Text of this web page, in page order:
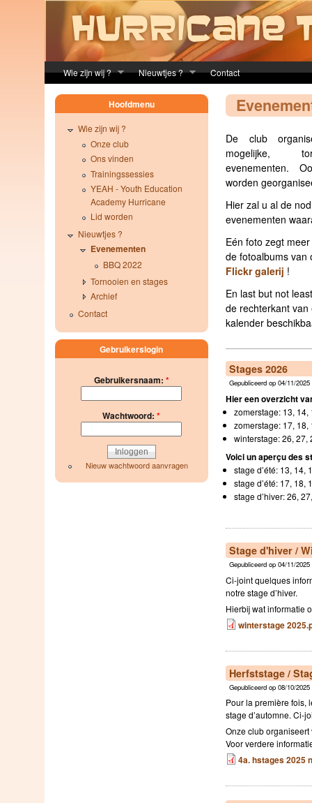
Wie zijn wij ? Nieuwtjes ? Contact
De club
mogelijke,
evenementen.
worden
Hier zal u al de
evenementen
Eén foto zegt
de fotoalbums
Flickr galerij !
En last but not
de rechterkant
kalender
Stages 2026
Gepubliceerd op 04/11/
Hier een overzicht
zomerstage: 13,
zomerstage: 17,
winterstage: 26, 27,
Voici un aperçu des
stage d’été: 13, 14,
stage d’été: 17, 18,
stage d’hiver: 26,
Stage d'hiver /
Gepubliceerd op 04/11/
Ci-joint quelques
notre stage d’hiver.
Hierbij wat informatie
winterstage
Herfststage /
Gepubliceerd op 08/10/
Pour la première fois,
stage d’automne. Ci-
Onze club
Voor verdere
4a. hstages 2025
Hoofdmenu
Wie zijn wij ?
Onze club
Ons vinden
Trainingssessies
YEAH - Youth Education
Academy Hurricane
Lid worden
Nieuwtjes ?
Evenementen
BBQ 2022
Tornooien en stages
Archief
Contact
Gebruikerslogin
Gebruikersnaam: *
Wachtwoord:*
Nieuw wachtwoord aanvragen